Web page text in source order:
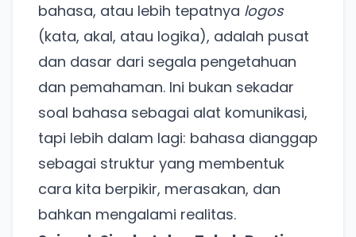
bahasa, atau lebih tepatnya logos
(kata, akal, atau logika), adalah pusat
dan dasar dari segala pengetahuan
dan pemahaman. Ini bukan sekadar
soal bahasa sebagai alat komunikasi,
tapi lebih dalam lagi: bahasa dianggap
sebagai struktur yang membentuk
cara kita berpikir, merasakan, dan
bahkan mengalami realitas.